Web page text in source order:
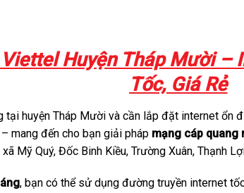
Huyện Tháp Mười –
Tốc, Giá Rẻ
tại huyện Tháp Mười và cần lắp đặt internet ổn
mang đến cho bạn giải pháp mạng cáp quang
Mỹ Quý, Đốc Binh Kiều, Trường Xuân, Thạnh
, bạn có thể sử dụng đường truyền internet